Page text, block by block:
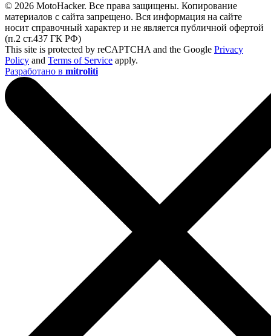
© 2026 MotoHacker. Все права защищены. Копирование
материалов с сайта запрещено. Вся информация на сайте
носит справочный характер и не является публичной офертой
(п.2 ст.437 ГК РФ)
This site is protected by reCAPTCHA and the Google Privacy
Policy and Terms of Service apply.
Разработано в mitroliti